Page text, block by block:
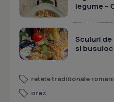
legume –
Sculuri
si busuioc
retete traditionale
orez